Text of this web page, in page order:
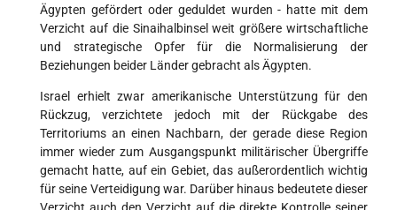
Ägypten gefördert oder geduldet wurden - hatte mit dem
Verzicht auf die Sinaihalbinsel weit größere wirtschaftliche
und strategische Opfer für die Normalisierung der
Beziehungen beider Länder gebracht als Ägypten.
Israel erhielt zwar amerikanische Unterstützung für den
Rückzug, verzichtete jedoch mit der Rückgabe des
Territoriums an einen Nachbarn, der gerade diese Region
immer wieder zum Ausgangspunkt militärischer Übergriffe
gemacht hatte, auf ein Gebiet, das außerordentlich wichtig
für seine Verteidigung war. Darüber hinaus bedeutete dieser